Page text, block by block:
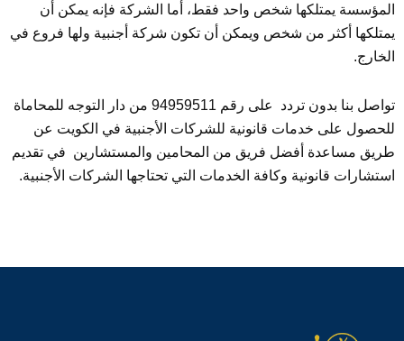
المؤسسة يمتلكها شخص واحد فقط، أما الشركة فإنه يمكن أن
يمتلكها أكثر من شخص ويمكن أن تكون شركة أجنبية ولها فروع في
الخارج.
تواصل بنا بدون تردد على رقم 94959511 من دار التوجه للمحاماة
للحصول على خدمات قانونية للشركات الأجنبية في الكويت عن
طريق مساعدة أفضل فريق من المحامين والمستشارين في تقديم
استشارات قانونية وكافة الخدمات التي تحتاجها الشركات الأجنبية.